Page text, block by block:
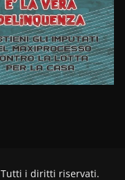
i diritti riservati.